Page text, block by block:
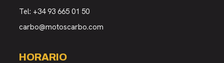
Tel: +34 93 665 01 50
carbo@motoscarbo.com
HORARIO